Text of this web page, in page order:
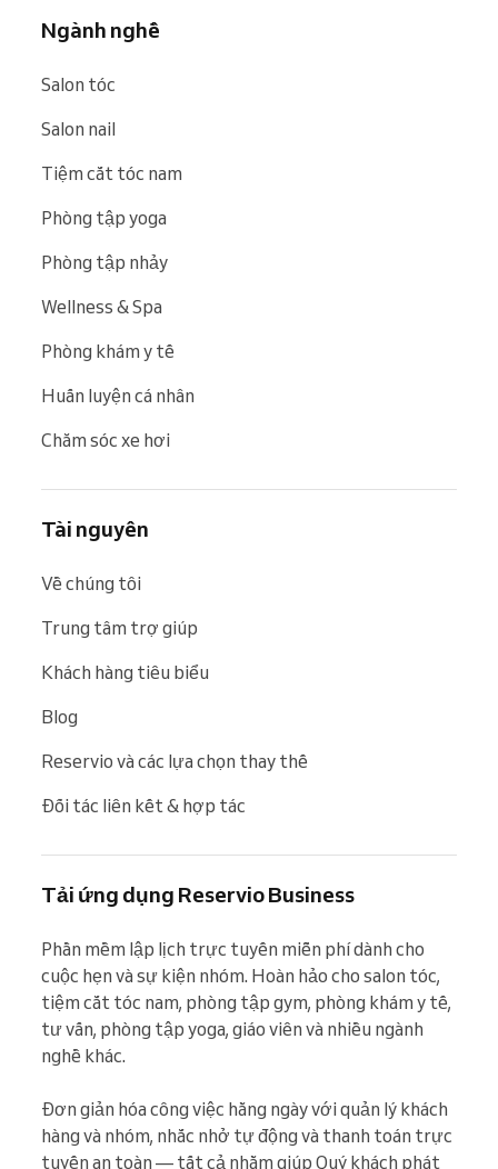
Ngành nghề
Salon tóc
Salon nail
Tiệm cắt tóc nam
Phòng tập yoga
Phòng tập nhảy
Wellness & Spa
Phòng khám y tế
Huấn luyện cá nhân
Chăm sóc xe hơi
Tài nguyên
Về chúng tôi
Trung tâm trợ giúp
Khách hàng tiêu biểu
Blog
Reservio và các lựa chọn thay thế
Đối tác liên kết & hợp tác
Tải ứng dụng Reservio Business
Phần mềm lập lịch trực tuyến miễn phí dành cho
cuộc hẹn và sự kiện nhóm. Hoàn hảo cho salon tóc,
tiệm cắt tóc nam, phòng tập gym, phòng khám y tế,
tư vấn, phòng tập yoga, giáo viên và nhiều ngành
nghề khác.
Đơn giản hóa công việc hằng ngày với quản lý khách
hàng và nhóm, nhắc nhở tự động và thanh toán trực
tuyến an toàn — tất cả nhằm giúp Quý khách phát